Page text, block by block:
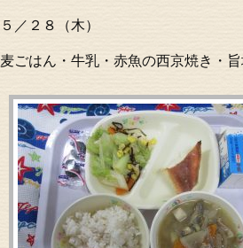
５／２８（木）
麦ごはん・牛乳・赤魚の西京焼き・